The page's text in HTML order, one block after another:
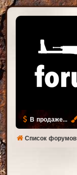
В продаже...
Список форумов